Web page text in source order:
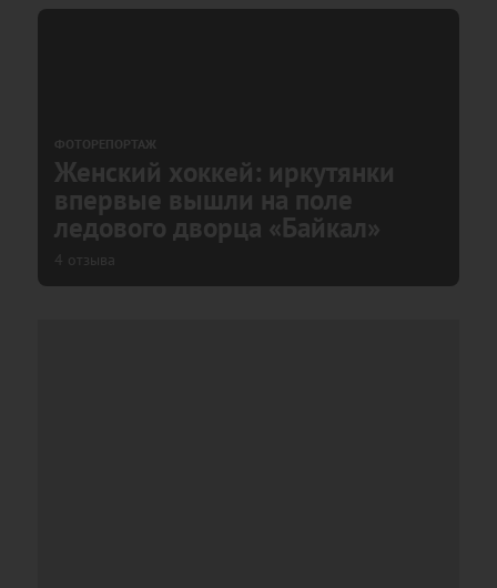
ФОТОРЕПОРТАЖ
Женский хоккей: иркутянки
впервые вышли на поле
ледового дворца «Байкал»
4 отзыва